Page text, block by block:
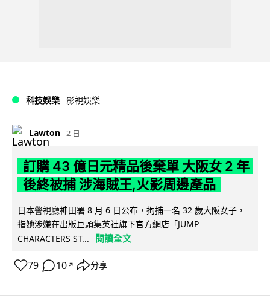
科技娛樂 影視娛樂
Lawton 2 日
訂購 43 億日元精品後棄單 大阪女 2 年
後終被捕 涉海賊王,火影周邊產品
日本警視廳神田署 8 月 6 日公布，拘捕一名 32 歲大阪女子，
指她涉嫌在出版巨頭集英社旗下官方網店「JUMP
CHARACTERS ST...
閱讀全文
79 10 ↗ 分享